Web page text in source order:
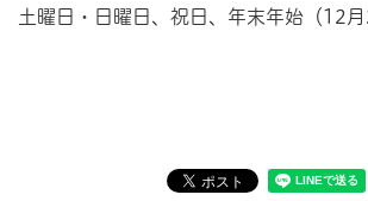
土曜日・日曜日、祝日、年末年始（12